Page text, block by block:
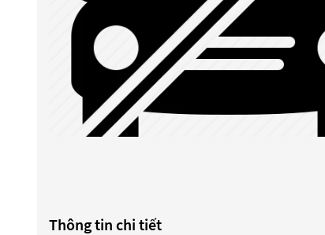
Thông tin chi tiết